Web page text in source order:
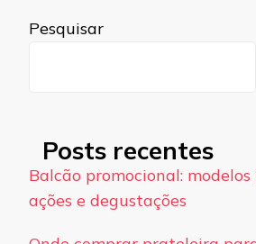
Pesquisar
Posts recentes
Balcão promocional:
ações e degustações